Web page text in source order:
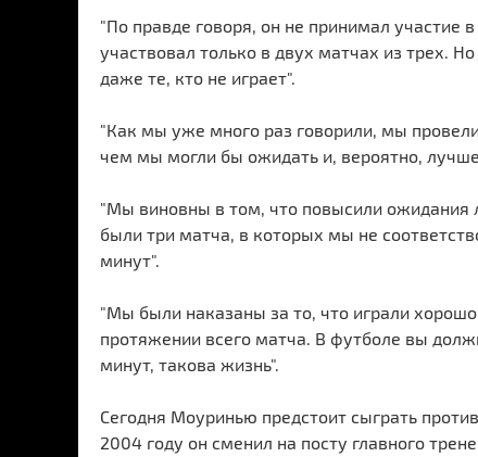
"По правде говоря, он не принимал участие
участвовал только в двух матчах из трех.
даже те, кто не играет".
"Как мы уже много раз говорили, мы
чем мы могли бы ожидать и, вероятно,
"Мы виновны в том, что повысили ожидания
были три матча, в которых мы не
минут".
"Мы были наказаны за то, что играли
протяжении всего матча. В футболе вы
минут, такова жизнь".
Сегодня Моуринью предстоит сыграть
2004 году он сменил на посту главного